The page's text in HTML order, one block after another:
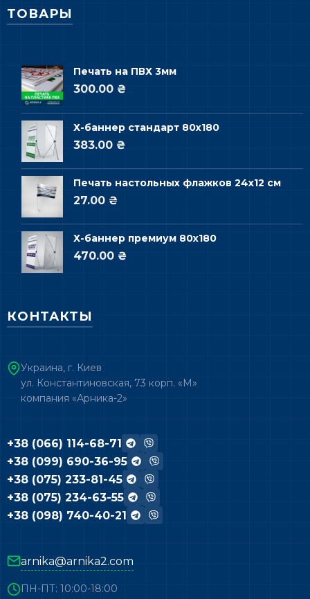
ТОВАРЫ
Печать на ПВХ 3мм
300.00 ₴
Х-баннер стандарт 80х180
383.00 ₴
Печать настольных флажков 24х12 см
27.00 ₴
Х-баннер премиум 80х180
470.00 ₴
КОНТАКТЫ
Украина, г. Киев
ул. Константиновская, 73 корп. «М»
компания «Арника-2»
+38 (066) 114-68-71
+38 (099) 690-36-95
+38 (075) 233-81-45
+38 (075) 234-63-55
+38 (098) 740-40-21
arnika@arnika2.com
ПН-ПТ: 10:00-18:00